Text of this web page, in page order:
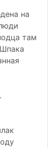
на
там